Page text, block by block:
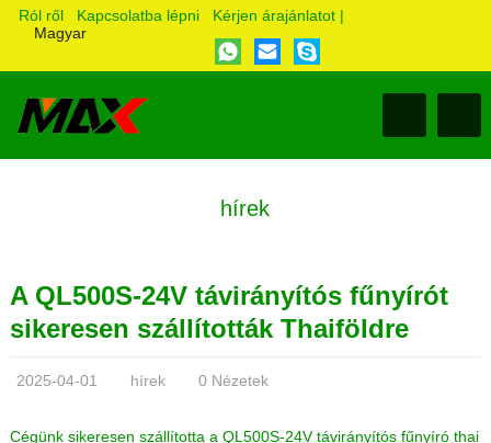
Ról ről Kapcsolatba lépni Kérjen árajánlatot|
Magyar
hírek
A QL500S-24V távirányítós fűnyírót
sikeresen szállították Thaiföldre
2025-04-01 hírek 0 Nézetek
Cégünk sikeresen szállította a QL500S-24V távirányítós fűnyíróthai